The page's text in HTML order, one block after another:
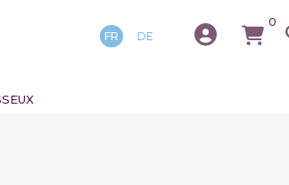
FR DE
0